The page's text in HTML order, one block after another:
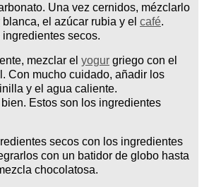
Una vez cernidos, mézclarlo
blanca, el azúcar rubia y el café.
ingredientes secos.
mezclar el yogur griego con el
Con mucho cuidado, añadir los
y el agua caliente.
bien. Estos son los ingredientes
secos con los ingredientes
con un batidor de globo hasta
chocolatosa.